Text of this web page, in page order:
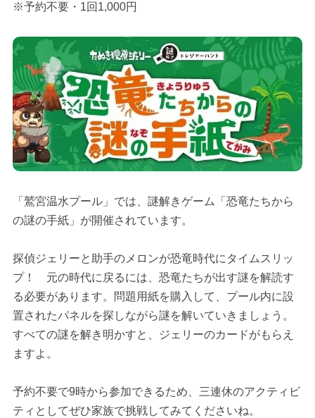
※予約不要・1回1,000円
「鷲宮温水プール」では、謎解きゲーム「恐竜たちから
の謎の手紙」が開催されています。
探偵ジェリーと助手のメロンが恐竜時代にタイムスリッ
プ！ 元の時代に戻るには、恐竜たちが出す謎を解読す
る必要があります。問題用紙を購入して、プール内に設
置されたパネルを探しながら謎を解いていきましょう。
すべての謎を解き明かすと、ジェリーのカードがもらえ
ますよ。
予約不要で9時から参加できるため、三連休のアクティビ
ティとしてぜひ家族で挑戦してみてくださいね。